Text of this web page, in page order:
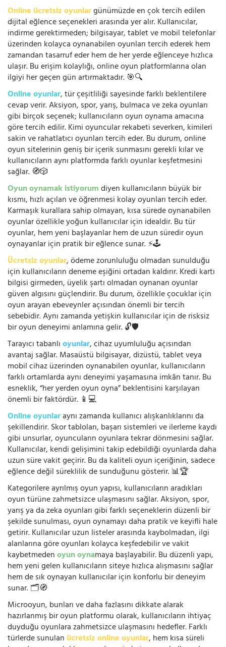
Online ücretsiz oyunlargünümüzde en çok tercih edilen
dijital eğlence seçenekleri arasında yer alır. Kullanıcılar,
indirme gerektirmeden; bilgisayar, tablet ve mobil telefonlar
üzerinden kolayca oynanabilen oyunları tercih ederek hem
zamandan tasarruf eder hem de her yerde eğlenceye hızlıca
ulaşır. Bu erişim kolaylığı, online oyun platformlarına olan
ilgiyi her geçen gün artırmaktadır. 🎯🔍
Online oyunlar, tür çeşitliliği sayesinde farklı beklentilere
cevap verir. Aksiyon, spor, yarış, bulmaca ve zeka oyunları
gibi birçok seçenek; kullanıcıların oyun oynama amacına
göre tercih edilir. Kimi oyuncular rekabeti severken, kimileri
sakin ve rahatlatıcı oyunları tercih eder. Bu durum, online
oyun sitelerinin geniş bir içerik sunmasını gerekli kılar ve
kullanıcıların aynı platformda farklı oyunlar keşfetmesini
sağlar. 🧭🎲
Oyun oynamak istiyorumdiyen kullanıcıların büyük bir
kısmı, hızlı açılan ve öğrenmesi kolay oyunları tercih eder.
Karmaşık kurallara sahip olmayan, kısa sürede oynanabilen
oyunlar özellikle yoğun kullanıcılar için idealdir. Bu tür
oyunlar, hem yeni başlayanlar hem de uzun süredir oyun
oynayanlar için pratik bir eğlence sunar. ⚡🕹️
Ücretsiz oyunlar, ödeme zorunluluğu olmadan sunulduğu
için kullanıcıların deneme eşiğini ortadan kaldırır. Kredi kartı
bilgisi girmeden, üyelik şartı olmadan oynanan oyunlar
güven algısını güçlendirir. Bu durum, özellikle çocuklar için
oyun arayan ebeveynler açısından önemli bir tercih
sebebidir. Aynı zamanda yetişkin kullanıcılar için de risksiz
bir oyun deneyimi anlamına gelir. 🔓🛡️
Tarayıcı tabanlıoyunlar, cihaz uyumluluğu açısından
avantaj sağlar. Masaüstü bilgisayar, dizüstü, tablet veya
mobil cihaz üzerinden oynanabilen oyunlar, kullanıcıların
farklı ortamlarda aynı deneyimi yaşamasına imkân tanır. Bu
esneklik, “her yerden oyun oyna” beklentisini karşılayan
önemli bir faktördür. 📱💻
Online oyunlaraynı zamanda kullanıcı alışkanlıklarını da
şekillendirir. Skor tabloları, başarı sistemleri ve ilerleme kaydı
gibi unsurlar, oyuncuların oyunlara tekrar dönmesini sağlar.
Kullanıcılar, kendi gelişimini takip edebildiği oyunlarda daha
uzun süre vakit geçirir. Bu da kaliteli oyun içeriğinin, sadece
eğlence değil süreklilik de sunduğunu gösterir. 📊🏆
Kategorilere ayrılmış oyun yapısı, kullanıcıların aradıkları
oyun türüne zahmetsizce ulaşmasını sağlar. Aksiyon, spor,
yarış ya da zeka oyunları gibi farklı seçeneklerin düzenli bir
şekilde sunulması, oyun oynamayı daha pratik ve keyifli hale
getirir. Kullanıcılar uzun listeler arasında kaybolmadan, ilgi
alanlarına göre oyunları kolayca keşfedebilir ve vakit
kaybetmedenoyun oynamaya başlayabilir. Bu düzenli yapı,
hem yeni gelen kullanıcıların siteye hızlıca alışmasını sağlar
hem de sık oynayan kullanıcılar için konforlu bir deneyim
sunar. 🗂️🧭
Microoyun, bunları ve daha fazlasını dikkate alarak
hazırlanmış bir oyun platformu olarak, kullanıcıların ihtiyaç
duyduğu oyunlara zahmetsizce ulaşmasını hedefler. Farklı
türlerde sunulan ücretsiz online oyunlar, hem kısa süreli